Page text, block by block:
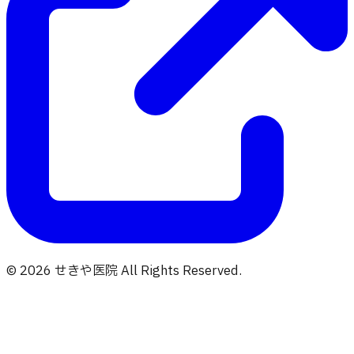
© 2026 せきや医院All Rights Reserved.